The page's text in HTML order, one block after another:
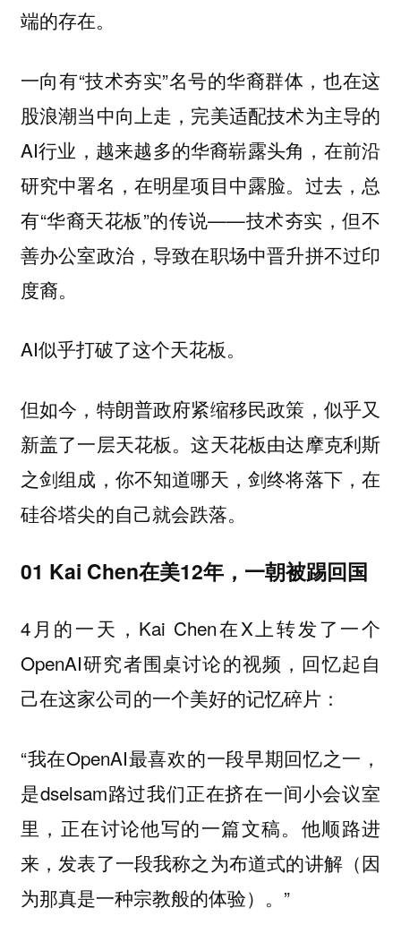
端的存在。
一向有“技术夯实”名号的华裔群体，也在这
股浪潮当中向上走，完美适配技术为主导的
AI行业，越来越多的华裔崭露头角，在前沿
研究中署名，在明星项目中露脸。过去，总
有“华裔天花板”的传说——技术夯实，但不
善办公室政治，导致在职场中晋升拼不过印
度裔。
AI似乎打破了这个天花板。
但如今，特朗普政府紧缩移民政策，似乎又
新盖了一层天花板。这天花板由达摩克利斯
之剑组成，你不知道哪天，剑终将落下，在
硅谷塔尖的自己就会跌落。
01 Kai Chen在美12年，一朝被踢回国
4月的一天，Kai Chen在X上转发了一个
OpenAI研究者围桌讨论的视频，回忆起自
己在这家公司的一个美好的记忆碎片：
“我在OpenAI最喜欢的一段早期回忆之一，
是dselsam路过我们正在挤在一间小会议室
里，正在讨论他写的一篇文稿。他顺路进
来，发表了一段我称之为布道式的讲解（因
为那真是一种宗教般的体验）。”